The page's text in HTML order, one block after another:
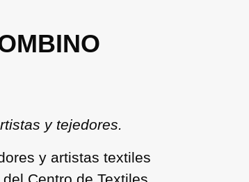
y tejedores.
y artistas textiles